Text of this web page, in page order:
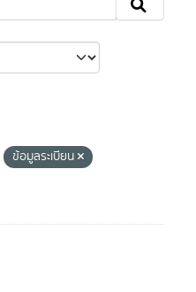
ข้อมูลระเบียน